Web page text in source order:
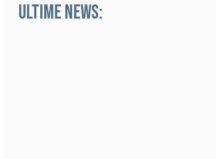
ULTIME NEWS: